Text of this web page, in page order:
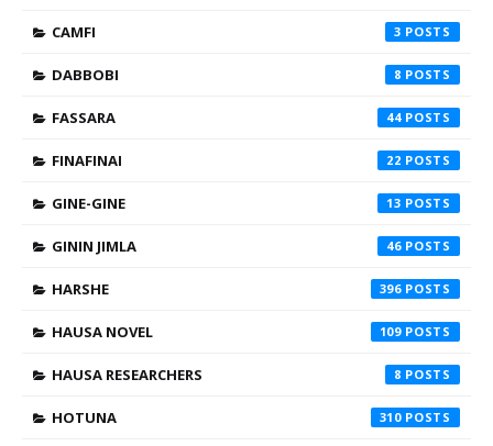
CAMFI 3
DABBOBI 8
FASSARA 44
FINAFINAI 22
GINE-GINE 13
GININ JIMLA 46
HARSHE 396
HAUSA NOVEL 109
HAUSA RESEARCHERS 8
HOTUNA 310